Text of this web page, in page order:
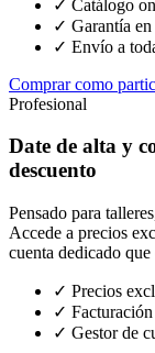
✓ Catálogo
✓ Garantía en
✓ Envío a
Comprar como
Profesional
Date de alta y
descuento
Pensado para
Accede a precios
cuenta dedicado
✓ Precios
✓
✓ Gestor de